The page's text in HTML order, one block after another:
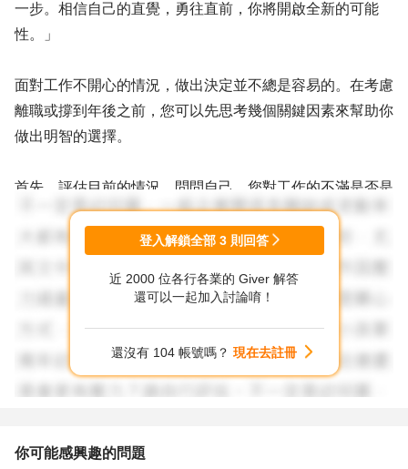
一步。相信自己的直覺，勇往直前，你將開啟全新的可能
性。」
面對工作不開心的情況，做出決定並不總是容易的。在考慮
離職或撐到年後之前，您可以先思考幾個關鍵因素來幫助你
做出明智的選擇。
首先，評估目前的情況。問問自己，您對工作的不滿是否是
暫時的情緒波動還是持續存在的問題？有時候，我們可能會
經歷一段時間的低潮，但隨著情緒的穩定和一些調整，可能
會再次找回對工作的滿足感。試著分辨出是工作本身引起的
不開心還是其他因素所導致的情緒。
其次，考慮您的長期幸福和事業發展。思考這份有興趣的工
作是否真正符合您的職業目標和興趣。如果它提供了更好的
此外，也要考慮離職和交接的相關事宜。確保你了解您目前
登入解鎖全部 3 則回答
近 2000 位各行各業的 Giver 解答
還可以一起加入討論唷！
還沒有 104 帳號嗎？ 現在去註冊
你可能感興趣的問題